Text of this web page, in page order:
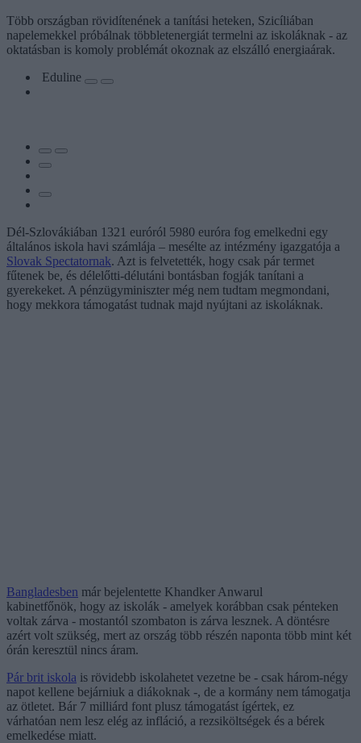
Több országban rövidítenének a tanítási heteken, Szicíliában
napelemekkel próbálnak többletenergiát termelni az iskoláknak - az
oktatásban is komoly problémát okoznak az elszálló energiaárak.
Eduline
Dél-Szlovákiában 1321 euróról 5980 euróra fog emelkedni egy
általános iskola havi számlája – mesélte az intézmény igazgatója a
Slovak Spectatornak. Azt is felvetették, hogy csak pár termet
fűtenek be, és délelőtti-délutáni bontásban fogják tanítani a
gyerekeket. A pénzügyminiszter még nem tudtam megmondani,
hogy mekkora támogatást tudnak majd nyújtani az iskoláknak.
Bangladesben már bejelentette Khandker Anwarul
kabinetfőnök, hogy az iskolák - amelyek korábban csak pénteken
voltak zárva - mostantól szombaton is zárva lesznek. A döntésre
azért volt szükség, mert az ország több részén naponta több mint két
órán keresztül nincs áram.
Pár brit iskola is rövidebb iskolahetet vezetne be - csak három-négy
napot kellene bejárniuk a diákoknak -, de a kormány nem támogatja
az ötletet. Bár 7 milliárd font plusz támogatást ígértek, ez
várhatóan nem lesz elég az infláció, a rezsiköltségek és a bérek
emelkedése miatt.